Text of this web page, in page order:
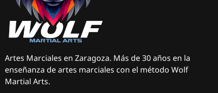
Artes Marciales en Zaragoza. Más de 30 años en la
enseñanza de artes marciales con el método Wolf
Martial Arts.